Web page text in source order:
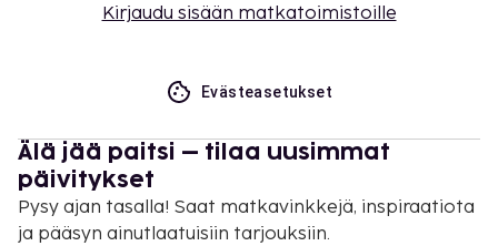
Kirjaudu sisään matkatoimistoille
Evästeasetukset
Älä jää paitsi – tilaa uusimmat
päivitykset
Pysy ajan tasalla! Saat matkavinkkejä, inspiraatiota
ja pääsyn ainutlaatuisiin tarjouksiin.